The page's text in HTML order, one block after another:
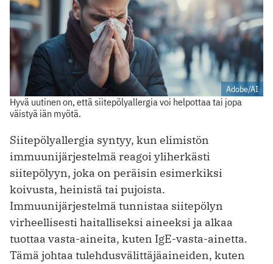
Adobe/AI
Hyvä uutinen on, että siitepölyallergia voi helpottaa tai jopa
väistyä iän myötä.
Siitepölyallergia syntyy, kun elimistön
immuunijärjestelmä reagoi yliherkästi
siitepölyyn, joka on peräisin esimerkiksi
koivusta, heinistä tai pujoista.
Immuunijärjestelmä tunnistaa siitepölyn
virheellisesti haitalliseksi aineeksi ja alkaa
tuottaa vasta-aineita, kuten IgE-vasta-ainetta.
Tämä johtaa tulehdusvälittäjäaineiden, kuten